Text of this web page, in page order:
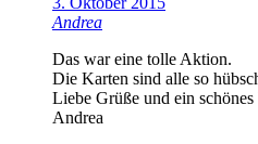
Andrea
Das war eine tolle Aktion.
Die Karten sind alle so
Liebe Grüße und ein schönes
Andrea